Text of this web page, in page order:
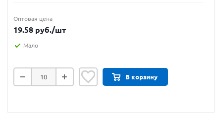
Оптовая цена
19.58 руб./шт
Мало
В корзину